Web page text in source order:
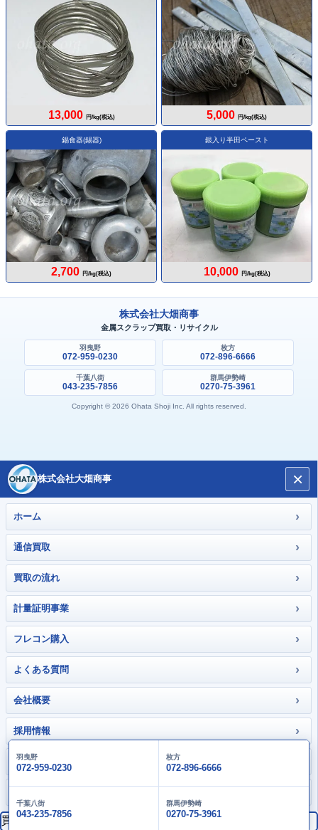
13,000 円/kg(税込) 5,000 円/kg(税込)
錫食器(錫器)
2,700 円/kg(税込)
銀入り半田ペースト
10,000 円/kg(税込)
株式会社大畑商事
金属スクラップ買取・リサイクル
羽曳野
072-959-0230
枚方
072-896-6666
千葉八街
043-235-7856
群馬伊勢崎
0270-75-3961
Copyright © 2026 Ohata Shoji Inc. All rights reserved.
株式会社大畑商事 ×
ホーム ›
通信買取 ›
買取の流れ ›
計量証明事業 ›
フレコン購入 ›
よくある質問 ›
会社概要 ›
採用情報 ›
お問い合わせ
羽曳野
072-959-0230
枚方
072-896-6666
千葉八街
043-235-7856
群馬伊勢崎
0270-75-3961
買取価格検索